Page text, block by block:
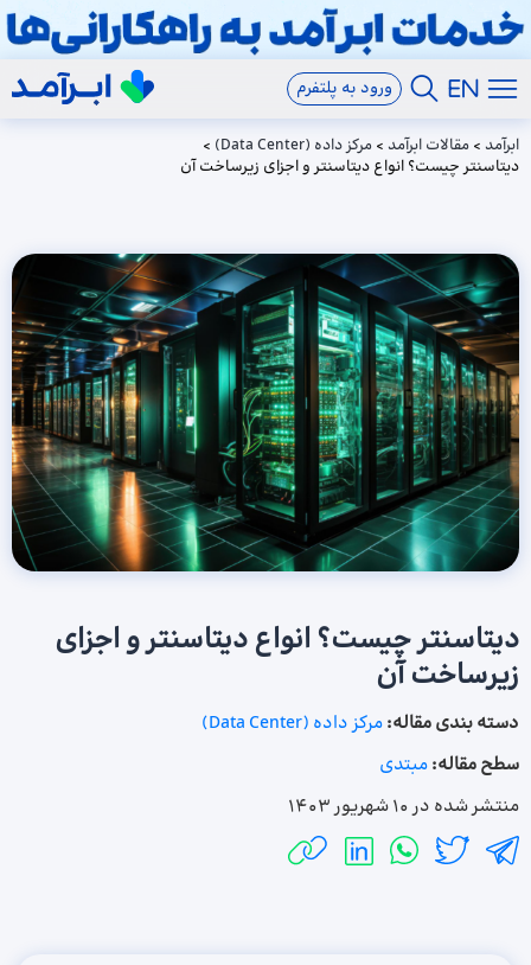
ورود به پلتفرم
ابرآمد > مقالات ابرآمد > مرکز داده (Data Center)
>
دیتاسنتر چیست؟ انواع دیتاسنتر و اجزای زیرساخت آن
دیتاسنتر چیست؟ انواع دیتاسنتر و اجزای
زیرساخت آن
دسته بندی مقاله:مرکز داده (Data Center)
سطح مقاله:مبتدی
منتشر شده در 10 شهریور 1403